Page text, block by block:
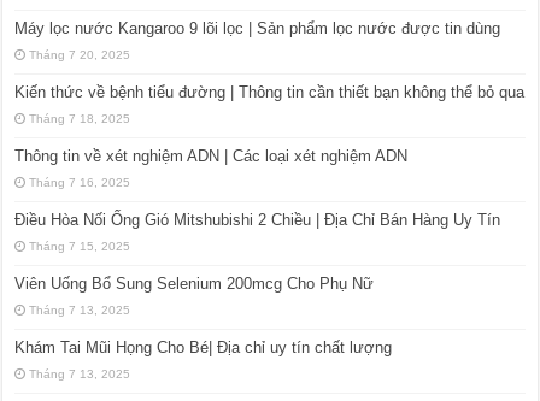
Máy lọc nước Kangaroo 9 lõi lọc | Sản phẩm lọc nước được tin dùng
Tháng 7 20, 2025
Kiến thức về bệnh tiểu đường | Thông tin cần thiết bạn không thể bỏ qua
Tháng 7 18, 2025
Thông tin về xét nghiệm ADN | Các loại xét nghiệm ADN
Tháng 7 16, 2025
Điều Hòa Nối Ống Gió Mitshubishi 2 Chiều | Địa Chỉ Bán Hàng Uy Tín
Tháng 7 15, 2025
Viên Uống Bổ Sung Selenium 200mcg Cho Phụ Nữ
Tháng 7 13, 2025
Khám Tai Mũi Họng Cho Bé| Địa chỉ uy tín chất lượng
Tháng 7 13, 2025